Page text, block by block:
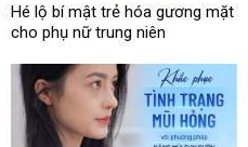
Hé lộ bí mật trẻ hóa gương mặt
cho phụ nữ trung niên